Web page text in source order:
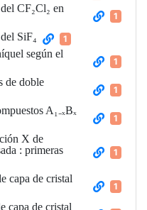
CF₂Cl₂ en
1
SiF₄ 1
según el
1
de doble
1
A₁₋ₓBₓ
1
X de
: primeras
1
capa de cristal
1
capa de cristal